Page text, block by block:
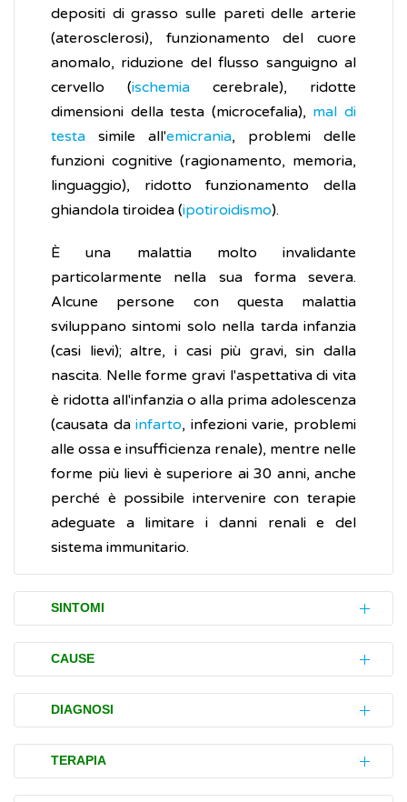
depositi di grasso sulle pareti delle arterie
(aterosclerosi), funzionamento del cuore
anomalo, riduzione del flusso sanguigno al
cervello (ischemia cerebrale), ridotte
dimensioni della testa (microcefalia), mal di
testa simile all'emicrania, problemi delle
funzioni cognitive (ragionamento, memoria,
linguaggio), ridotto funzionamento della
ghiandola tiroidea (ipotiroidismo).
È una malattia molto invalidante
particolarmente nella sua forma severa.
Alcune persone con questa malattia
sviluppano sintomi solo nella tarda infanzia
(casi lievi); altre, i casi più gravi, sin dalla
nascita. Nelle forme gravi l'aspettativa di vita
è ridotta all'infanzia o alla prima adolescenza
(causata dainfarto, infezioni varie, problemi
alle ossa e insufficienza renale), mentre nelle
forme più lievi è superiore ai 30 anni, anche
perché è possibile intervenire con terapie
adeguate a limitare i danni renali e del
sistema immunitario.
SINTOMI
La displasia immuno-ossea di Schimke
(SIOD) è una malattia che colpisce diverse
aree del corpo.
Sistema scheletrico con effetti sulla
CAUSE
La displasia immuno-ossea di Schimke
(SIOD) è dovuta allamutazionidi un gene,
chiamato
cromosoma 2. Esso contiene le informazioni
DIAGNOSI
L'accertamento della malattia (diagnosi) si
basa sugli esami clinici, del sangue e
TERAPIA